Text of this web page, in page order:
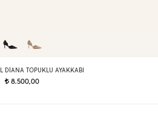
DIANA TOPUKLU AYAKKABI
t8.500,00